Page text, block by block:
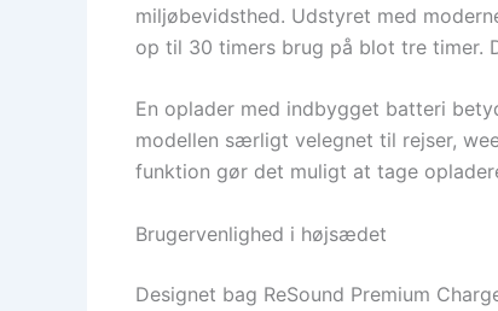
miljøbevidsthed. Udstyret med
op til 30 timers brug på blot tre timer.
En oplader med indbygget batteri
modellen særligt velegnet til rejser,
funktion gør det muligt at tage
Brugervenlighed i højsædet
Designet bag ReSound Premium